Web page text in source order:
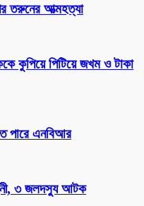
তরুনের আত্মহত্যা
কুপিয়ে পিটিয়ে জখম ও টাকা
পারে এনবিআর
৩ জলদস্যু আটক